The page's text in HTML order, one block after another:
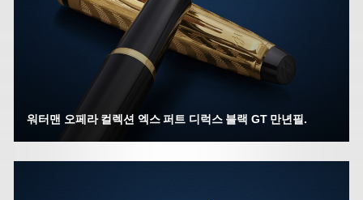
워터맨 오페라 컬렉션 엑스 퍼트 디럭스 블랙 GT 만년필.